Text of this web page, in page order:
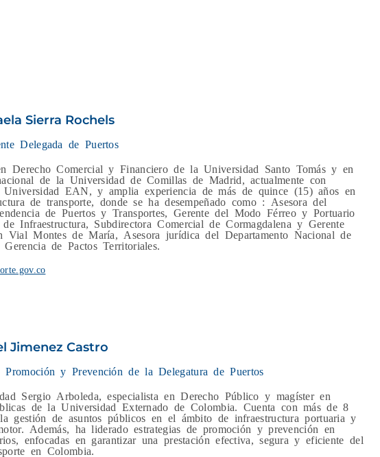
Sierra Rochels
Delegada de Puertos
Derecho Comercial y Financiero de la Universidad Santo Tomás y en
de la Universidad de Comillas de Madrid, actualmente con
EAN, y amplia experiencia de más de quince (15) años en
de transporte, donde se ha desempeñado como : Asesora del
de Puertos y Transportes, Gerente del Modo Férreo y Portuario
Infraestructura, Subdirectora Comercial de Cormagdalena y Gerente
Vial Montes de María, Asesora jurídica del Departamento Nacional de
de Pactos Territoriales.
Jimenez Castro
Promoción y Prevención de la Delegatura de Puertos
Sergio Arboleda, especialista en Derecho Público y magíster en
de la Universidad Externado de Colombia. Cuenta con más de 8
gestión de asuntos públicos en el ámbito de infraestructura portuaria y
Además, ha liderado estrategias de promoción y prevención en
enfocadas en garantizar una prestación efectiva, segura y eficiente del
en Colombia.